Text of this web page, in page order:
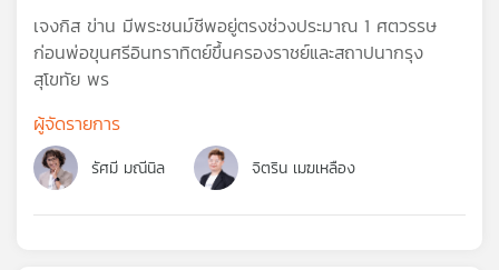
สต์
ของ
คุณ
เพลง
เจงกิส ข่าน มีพระชนม์ชีพอยู่ตรงช่วงประมาณ 1 ศตวรรษ
ก่อนพ่อขุนศรีอินทราทิตย์ขึ้นครองราชย์และสถาปนากรุง
สุโขทัย พร
ผู้จัดรายการ
รัศมี มณีนิล จิตริน เมฆเหลือง